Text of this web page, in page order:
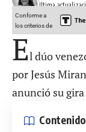
Última
Conforme a
los criterios de
El dúo
por Jesús
anunció su gira
Contenido